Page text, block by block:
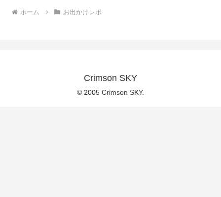
ホーム お出かけレポ
Crimson SKY
© 2005 Crimson SKY.